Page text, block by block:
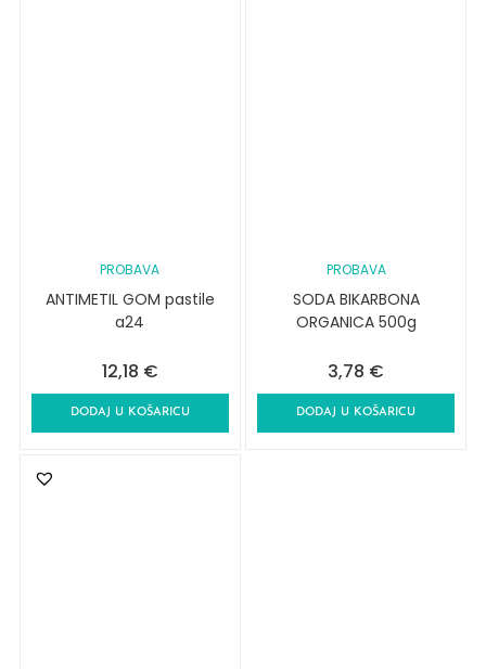
PROBAVA
ANTIMETIL GOM pastile
a24
12,18 €
DODAJ U KOŠARICU
PROBAVA
SODA BIKARBONA
ORGANICA 500g
3,78 €
DODAJ U KOŠARICU